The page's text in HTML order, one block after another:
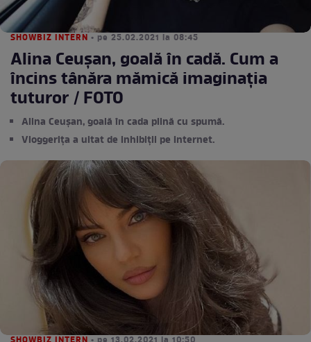
SHOWBIZ INTERN • pe 25.02.2021 la 08:45
Alina Ceușan, goală în cadă. Cum a
încins tânăra mămică imaginația
tuturor / FOTO
Alina Ceușan, goală în cada plină cu spumă.
Vloggerița a uitat de inhibiții pe internet.